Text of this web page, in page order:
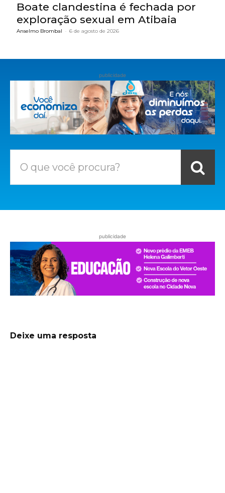
Boate clandestina é fechada por
exploração sexual em Atibaia
Anselmo Brombal - 6 de agosto de 2026
publicidade
O que você procura?
publicidade
Deixe uma resposta